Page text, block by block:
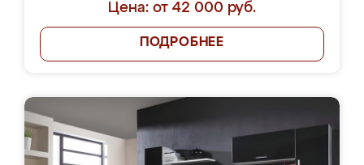
Цена: от 42 000 руб.
ПОДРОБНЕЕ